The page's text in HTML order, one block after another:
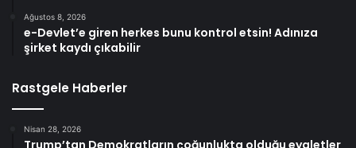
Ağustos 8, 2026
e-Devlet’e giren herkes bunu kontrol etsin! Adınıza
şirket kaydı çıkabilir
Rastgele Haberler
Nisan 28, 2026
Trump’tan Demokratların çoğunlukta olduğu eyaletler